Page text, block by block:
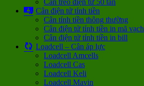
Cân điện tử tính tiền
Cân tính tiền thông thường
Cân điện tử tính tiền in mã vạch
Cân điện tử tính tiền in bill
Loadcell – Cân áp lực
Loadcell Amcells
Loadcell Cas
Loadcell Keli
Loadcell Mavin